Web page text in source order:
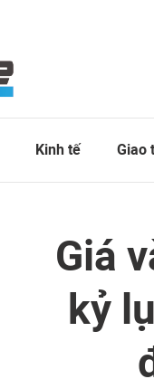
Kinh tế Giao
Giá
kỷ